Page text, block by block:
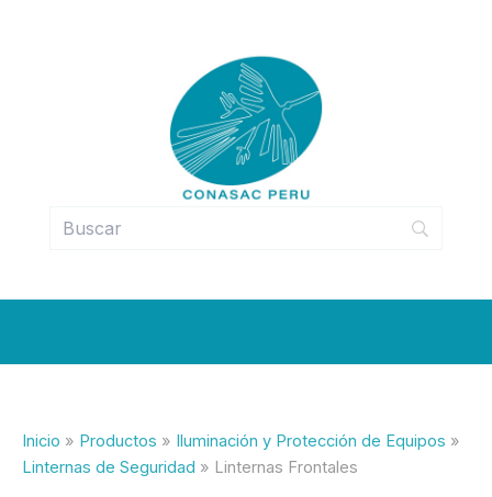
Inicio Productos
Iluminación y Protección de Equipos
Linternas de Seguridad
Linternas Frontales